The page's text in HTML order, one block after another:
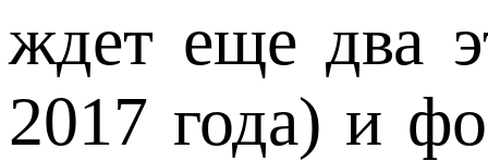
ждет еще два
2017 года) и